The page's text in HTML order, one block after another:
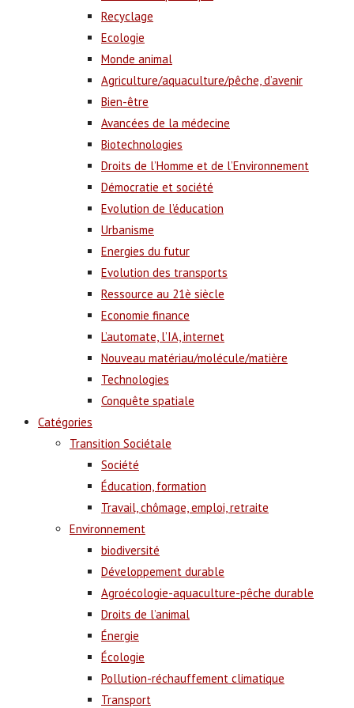
Recyclage
Ecologie
Monde animal
Agriculture/aquaculture/pêche, d’avenir
Bien-être
Avancées de la médecine
Biotechnologies
Droits de l’Homme et de l’Environnement
Démocratie et société
Evolution de l’éducation
Urbanisme
Energies du futur
Evolution des transports
Ressource au 21è siècle
Economie finance
L’automate, l’IA, internet
Nouveau matériau/molécule/matière
Technologies
Conquête spatiale
Catégories
Transition Sociétale
Société
Éducation, formation
Travail, chômage, emploi, retraite
Environnement
biodiversité
Développement durable
Agroécologie-aquaculture-pêche durable
Droits de l’animal
Énergie
Écologie
Pollution-réchauffement climatique
Transport